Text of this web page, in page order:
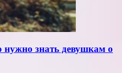
знать девушкам о